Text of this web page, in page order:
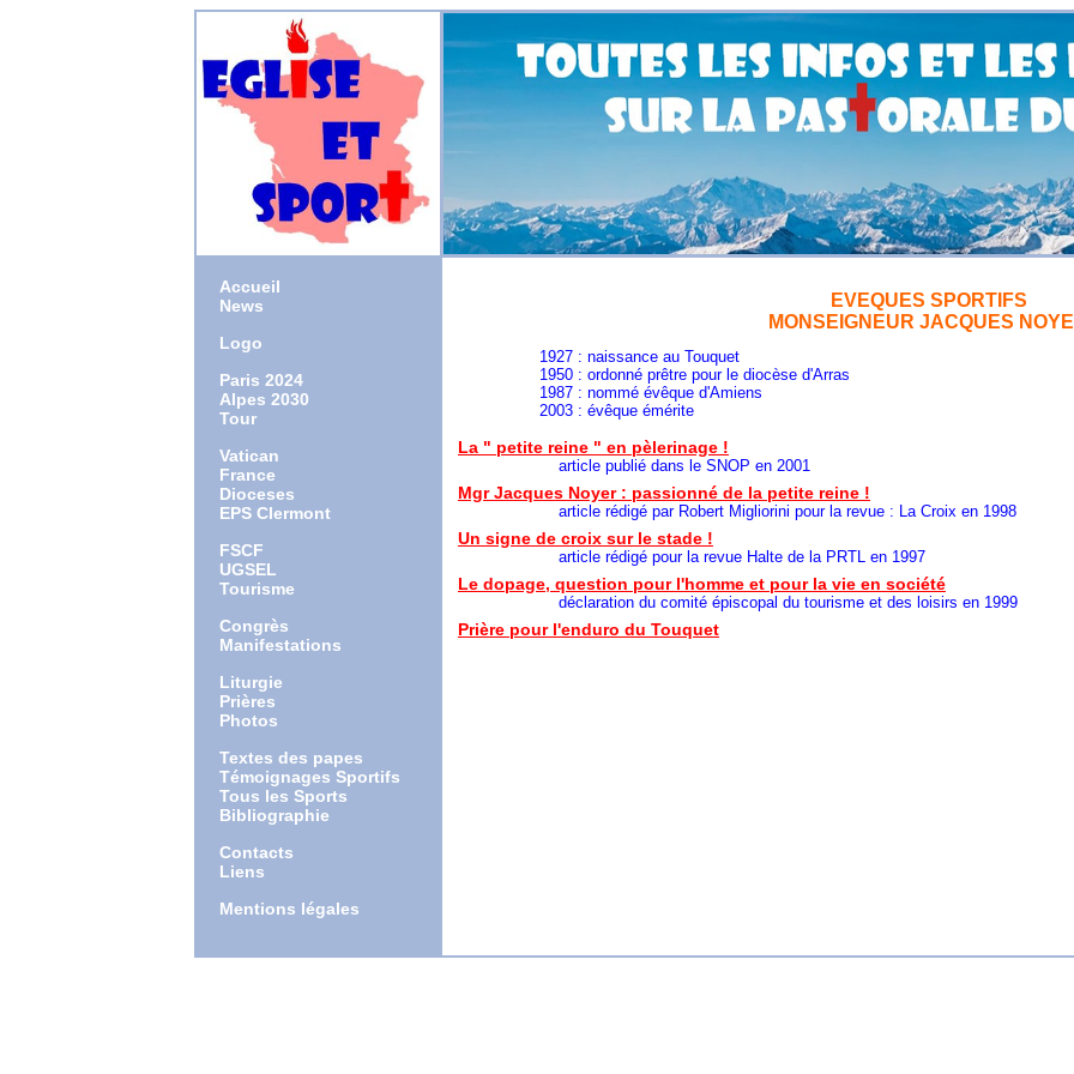
Accueil
News
Logo
Paris 2024
Alpes 2030
Tour
Vatican
France
Dioceses
EPS Clermont
FSCF
UGSEL
Tourisme
Congrès
Manifestations
Liturgie
Prières
Photos
Textes des papes
Témoignages Sportifs
Tous les Sports
Bibliographie
Contacts
Liens
Mentions légales
EVEQUES SPORTIFS
MONSEIGNEUR JACQUES
1927 : naissance au Touquet
1950 : ordonné prêtre pour le diocèse d'Arras
1987 : nommé évêque d'Amiens
2003 : évêque émérite
La " petite reine " en pèlerinage !
article publié dans le SNOP en 2001
Mgr Jacques Noyer : passionné de la petite reine !
article rédigé par Robert Migliorini pour la revue : La Croix en 1998
Un signe de croix sur le stade !
article rédigé pour la revue Halte de la PRTL en 1997
Le dopage, question pour l'homme et pour la vie en société
déclaration du comité épiscopal du tourisme et des loisirs en 1999
Prière pour l'enduro du Touquet